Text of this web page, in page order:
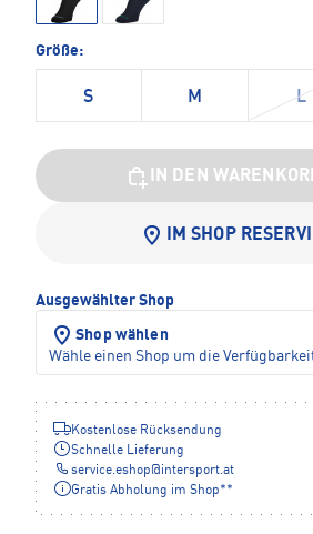
Größe:
S M L
IN DEN
IM SHOP
Ausgewählter Shop
Shop wählen
Wähle einen Shop um die
Kostenlose Rücksendung
Schnelle Lieferung
service.eshop@intersport.at
Gratis Abholung im Shop**